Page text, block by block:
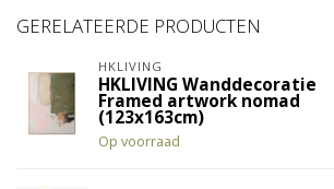
GERELATEERDE PRODUCTEN
HKLIVING
HKLIVING Wanddecoratie
Framed artwork nomad
(123x163cm)
Op voorraad